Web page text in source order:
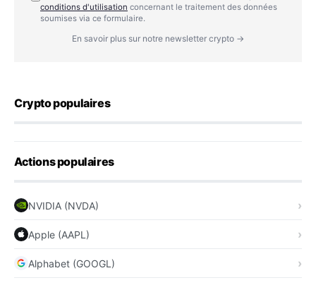
conditions d'utilisation concernant le traitement des données
soumises via ce formulaire.
En savoir plus sur notre newsletter crypto →
Crypto populaires
Actions populaires
NVIDIA (NVDA)
Apple (AAPL)
Alphabet (GOOGL)